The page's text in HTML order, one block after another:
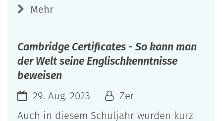
Mehr
Cambridge Certificates - So kann man
der Welt seine Englischkenntnisse
beweisen
29. Aug. 2023
Zer
Auch in diesem Schuljahr wurden kurz